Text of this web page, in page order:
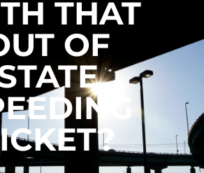
THAT
OF